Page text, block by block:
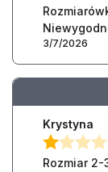
3/7/2026
Krystyna
Rozmiar